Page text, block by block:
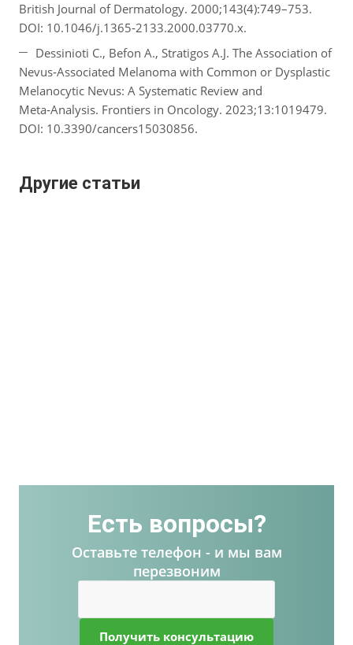
British Journal of Dermatology. 2000;143(4):749–753.
DOI: 10.1046/j.1365‑2133.2000.03770.x.
Dessinioti C., Befon A., Stratigos A.J. The Association of
Nevus‑Associated Melanoma with Common or Dysplastic
Melanocytic Nevus: A Systematic Review and
Meta‑Analysis. Frontiers in Oncology. 2023;13:1019479.
DOI: 10.3390/cancers15030856.
Другие статьи
Есть вопросы?
Оставьте телефон - и мы вам
перезвоним
Получить консультацию